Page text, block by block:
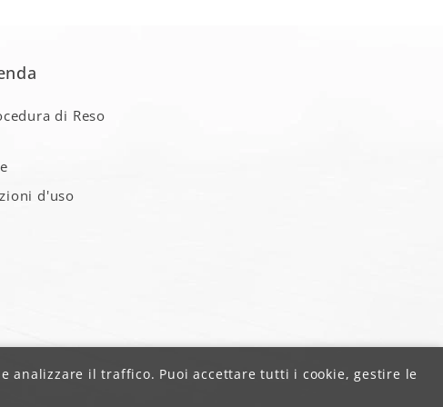
di Reso
d'uso
analizzare il traffico. Puoi accettare tutti i cookie, gestire le